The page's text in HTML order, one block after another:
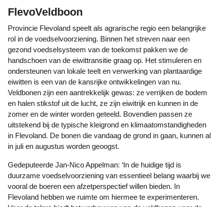
FlevoVeldboon
Provincie Flevoland speelt als agrarische regio een belangrijke
rol in de voedselvoorziening. Binnen het streven naar een
gezond voedselsysteem van de toekomst pakken we de
handschoen van de eiwittransitie graag op. Het stimuleren en
ondersteunen van lokale teelt en verwerking van plantaardige
eiwitten is een van de kansrijke ontwikkelingen van nu.
Veldbonen zijn een aantrekkelijk gewas: ze verrijken de bodem
en halen stikstof uit de lucht, ze zijn eiwitrijk en kunnen in de
zomer en de winter worden geteeld. Bovendien passen ze
uitstekend bij de typische kleigrond en klimaatomstandigheden
in Flevoland. De bonen die vandaag de grond in gaan, kunnen al
in juli en augustus worden geoogst.
Gedeputeerde Jan-Nico Appelman: ‘In de huidige tijd is
duurzame voedselvoorziening van essentieel belang waarbij we
vooral de boeren een afzetperspectief willen bieden. In
Flevoland hebben we ruimte om hiermee te experimenteren.